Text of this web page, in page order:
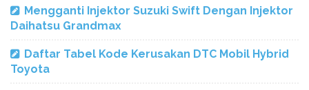
Mengganti Injektor Suzuki Swift Dengan Injektor
Daihatsu Grandmax
Daftar Tabel Kode Kerusakan DTC Mobil Hybrid
Toyota